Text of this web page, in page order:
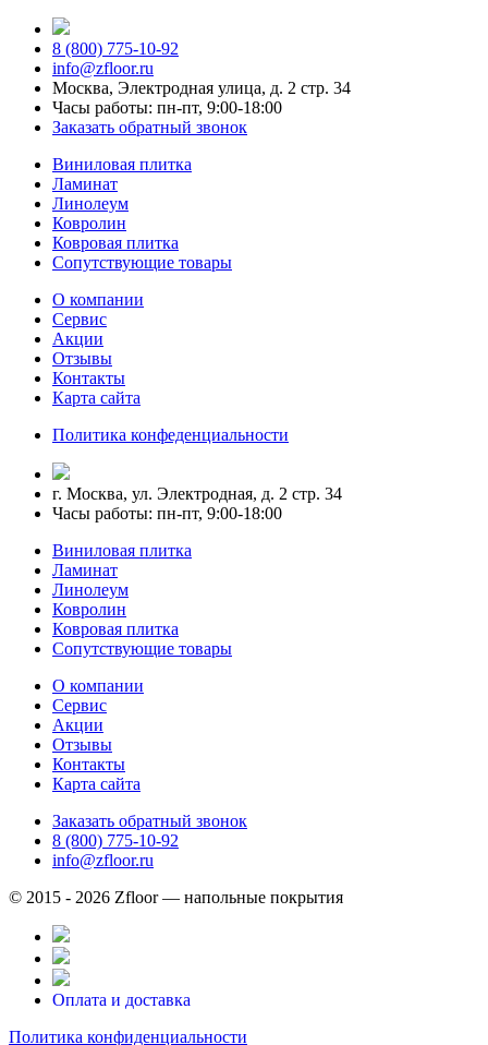
8 (800) 775-10-92
info@zfloor.ru
Москва, Электродная улица, д. 2 стр. 34
Часы работы: пн-пт, 9:00-18:00
Заказать обратный звонок
Виниловая плитка
Ламинат
Линолеум
Ковролин
Ковровая плитка
Сопутствующие товары
О компании
Сервис
Акции
Отзывы
Контакты
Карта сайта
Политика конфеденциальности
г. Москва, ул. Электродная, д. 2 стр. 34
Часы работы: пн-пт, 9:00-18:00
Виниловая плитка
Ламинат
Линолеум
Ковролин
Ковровая плитка
Сопутствующие товары
О компании
Сервис
Акции
Отзывы
Контакты
Карта сайта
Заказать обратный звонок
8 (800) 775-10-92
info@zfloor.ru
© 2015 - 2026 Zfloor — напольные покрытия
Оплата и доставка
Политика конфиденциальности